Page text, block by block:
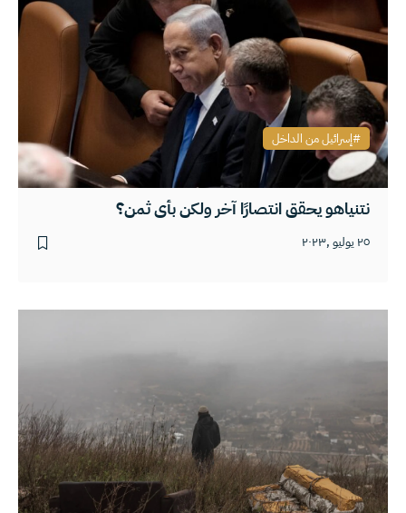
نتنياهو يحقق انتصارًا آخر ولكن بأي ثمن؟
٢٥ يوليو ,٢٠٢٣
إسرائيل من الداخل